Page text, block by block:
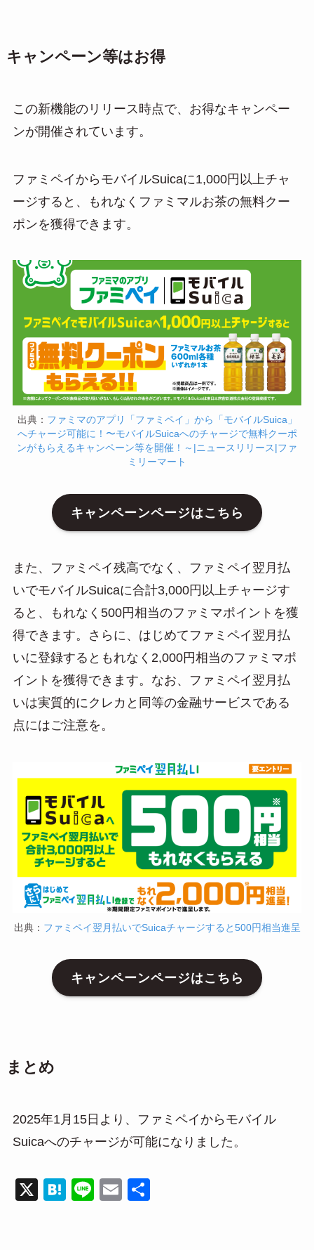
キャンペーン等はお得
この新機能のリリース時点で、お得なキャンペー
ンが開催されています。
ファミペイからモバイルSuicaに1,000円以上チャ
ージすると、もれなくファミマルお茶の無料クー
ポンを獲得できます。
出典： ファミマのアプリ「ファミペイ」から「モバイルSuica」
へチャージ可能に！〜モバイルSuicaへのチャージで無料クーポ
ンがもらえるキャンペーン等を開催！～|ニュースリリース|ファ
ミリーマート
キャンペーンページはこちら
また、ファミペイ残高でなく、ファミペイ翌月払
いでモバイルSuicaに合計3,000円以上チャージす
ると、もれなく500円相当のファミマポイントを獲
得できます。さらに、はじめてファミペイ翌月払
いに登録するともれなく2,000円相当のファミマポ
イントを獲得できます。なお、ファミペイ翌月払
いは実質的にクレカと同等の金融サービスである
点にはご注意を。
出典： ファミペイ翌月払いでSuicaチャージすると500円相当進呈
キャンペーンページはこちら
まとめ
2025年1月15日より、ファミペイからモバイル
Suicaへのチャージが可能になりました。
X
H
Li
E